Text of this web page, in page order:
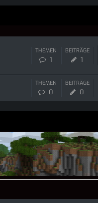
THEMEN
1
BEITRÄGE
1
THEMEN
0
BEITRÄGE
0